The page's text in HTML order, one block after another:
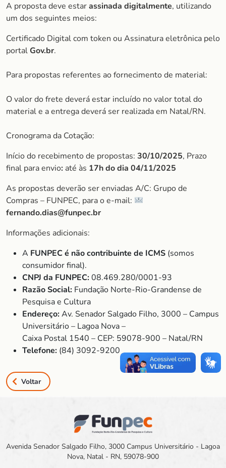
A proposta deve estarassinada digitalmente, utilizando
um dos seguintes meios:
Certificado Digital com token ou Assinatura eletrônica pelo
portalGov.br.
Para propostas referentes ao fornecimento de material:
O valor do frete deverá estar incluído no valor total do
material e a entrega deverá ser realizada em Natal/RN.
Cronograma da Cotação:
Início do recebimento de propostas: 30/10/2025, Prazo
final para envio: até às 17h do dia 04/11/2025
As propostas deverão ser enviadas A/C: Grupo de
Compras – FUNPEC, para o e-mail:
fernando.dias@funpec.br
Informações adicionais:
A FUNPEC é não contribuinte de ICMS (somos
consumidor final).
CNPJ da FUNPEC:08.469.280/0001-93
Razão Social: Fundação Norte-Rio-Grandense de
Pesquisa e Cultura
Endereço:Av. Senador Salgado Filho, 3000 – Campus
Universitário – Lagoa Nova –
Caixa Postal 1540 – CEP: 59078-900 – Natal/RN
Telefone: (84) 3092-9200
Voltar
Avenida Senador Salgado Filho, 3000 Campus Universitário - Lagoa
Nova, Natal - RN, 59078-900